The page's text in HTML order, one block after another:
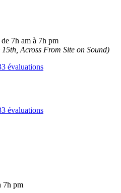
7h am à 7h pm
Across From Site on Sound)
évaluations
évaluations
7h pm